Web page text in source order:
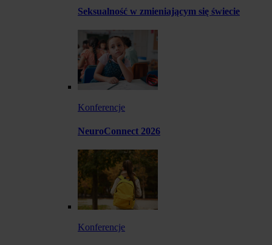
Seksualność w zmieniającym się świecie
Konferencje
NeuroConnect 2026
Konferencje